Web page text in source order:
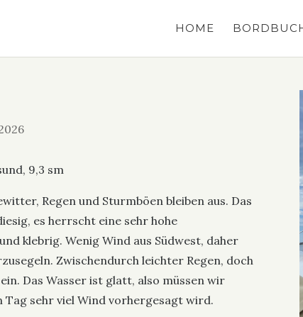
HOME
9,3 sm
Regen und Sturmböen bleiben aus. Das
es herrscht eine sehr hohe
klebrig. Wenig Wind aus Südwest, daher
Zwischendurch leichter Regen, doch
Das Wasser ist glatt, also müssen wir
sehr viel Wind vorhergesagt wird.